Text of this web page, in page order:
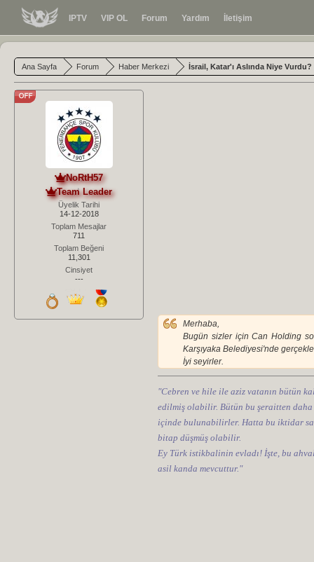
IPTV VIP OL Forum Yardım İletişim
Ana Sayfa Forum Haber Merkezi İsrail, Katar'ı Aslında Niye Vurdu?
NoRtH57
Team Leader
Üyelik Tarihi
14-12-2018
Toplam Mesajlar
711
Toplam Beğeni
11,301
Cinsiyet
---
Merhaba,
Bugün sizler için Can Holding
Karşıyaka Belediyesi'nde
İyi seyirler.
"Cebren ve hile ile aziz vatanın bütün
edilmiş olabilir. Bütün bu şeraitten
içinde bulunabilirler. Hatta bu iktidar
bitap düşmüş olabilir.
Ey Türk istikbalinin evladı! İşte, bu
asil kanda mevcuttur."